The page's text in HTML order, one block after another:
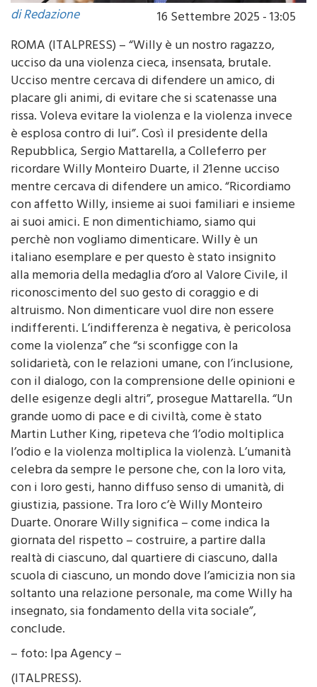
di Redazione
16 Settembre 2025 - 13:05
ROMA (ITALPRESS) – “Willy è un nostro ragazzo,
ucciso da una violenza cieca, insensata, brutale.
Ucciso mentre cercava di difendere un amico, di
placare gli animi, di evitare che si scatenasse una
rissa. Voleva evitare la violenza e la violenza invece
è esplosa contro di lui”. Così il presidente della
Repubblica, Sergio Mattarella, a Colleferro per
ricordare Willy Monteiro Duarte, il 21enne ucciso
mentre cercava di difendere un amico. “Ricordiamo
con affetto Willy, insieme ai suoi familiari e insieme
ai suoi amici. E non dimentichiamo, siamo qui
perchè non vogliamo dimenticare. Willy è un
italiano esemplare e per questo è stato insignito
alla memoria della medaglia d’oro al Valore Civile, il
riconoscimento del suo gesto di coraggio e di
altruismo. Non dimenticare vuol dire non essere
indifferenti. L’indifferenza è negativa, è pericolosa
come la violenza” che “si sconfigge con la
solidarietà, con le relazioni umane, con l’inclusione,
con il dialogo, con la comprensione delle opinioni e
delle esigenze degli altri”, prosegue Mattarella. “Un
grande uomo di pace e di civiltà, come è stato
Martin Luther King, ripeteva che ‘l’odio moltiplica
l’odio e la violenza moltiplica la violenzà. L’umanità
celebra da sempre le persone che, con la loro vita,
con i loro gesti, hanno diffuso senso di umanità, di
giustizia, passione. Tra loro c’è Willy Monteiro
Duarte. Onorare Willy significa – come indica la
giornata del rispetto – costruire, a partire dalla
realtà di ciascuno, dal quartiere di ciascuno, dalla
scuola di ciascuno, un mondo dove l’amicizia non sia
soltanto una relazione personale, ma come Willy ha
insegnato, sia fondamento della vita sociale”,
conclude.
– foto: Ipa Agency –